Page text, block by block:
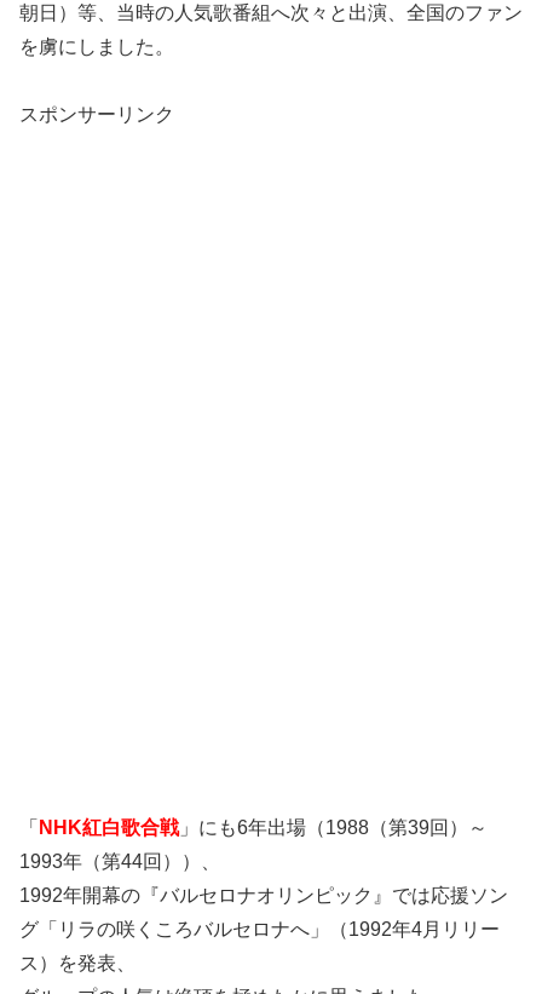
朝日）等、当時の人気歌番組へ次々と出演、全国のファン
を虜にしました。
スポンサーリンク
「 NHK紅白歌合戦」にも6年出場（1988（第39回）～
1993年（第44回））、
1992年開幕の『バルセロナオリンピック』では応援ソン
グ「リラの咲くころバルセロナへ」（1992年4月リリー
ス）を発表、